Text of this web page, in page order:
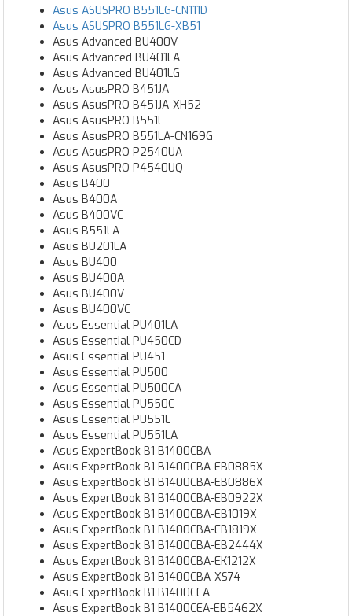
Asus ASUSPRO B551LG-CN111D
Asus ASUSPRO B551LG-XB51
Asus Advanced BU400V
Asus Advanced BU401LA
Asus Advanced BU401LG
Asus AsusPRO B451JA
Asus AsusPRO B451JA-XH52
Asus AsusPRO B551L
Asus AsusPRO B551LA-CN169G
Asus AsusPRO P2540UA
Asus AsusPRO P4540UQ
Asus B400
Asus B400A
Asus B400VC
Asus B551LA
Asus BU201LA
Asus BU400
Asus BU400A
Asus BU400V
Asus BU400VC
Asus Essential PU401LA
Asus Essential PU450CD
Asus Essential PU451
Asus Essential PU500
Asus Essential PU500CA
Asus Essential PU550C
Asus Essential PU551L
Asus Essential PU551LA
Asus ExpertBook B1 B1400CBA
Asus ExpertBook B1 B1400CBA-EB0885X
Asus ExpertBook B1 B1400CBA-EB0886X
Asus ExpertBook B1 B1400CBA-EB0922X
Asus ExpertBook B1 B1400CBA-EB1019X
Asus ExpertBook B1 B1400CBA-EB1819X
Asus ExpertBook B1 B1400CBA-EB2444X
Asus ExpertBook B1 B1400CBA-EK1212X
Asus ExpertBook B1 B1400CBA-XS74
Asus ExpertBook B1 B1400CEA
Asus ExpertBook B1 B1400CEA-EB5462X